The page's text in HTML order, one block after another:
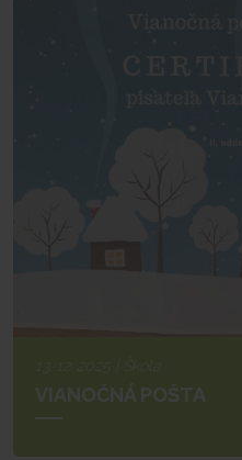
VIANOČNÁ POŠTA